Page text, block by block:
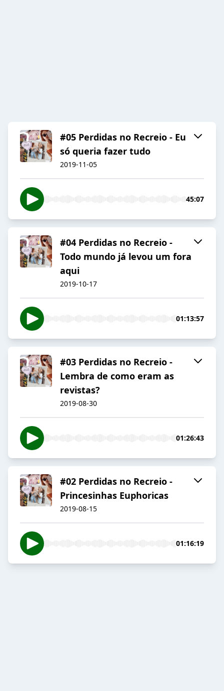
#05 Perdidas no Recreio - Eu
só queria fazer tudo
2019-11-05
45:07
#04 Perdidas no Recreio -
Todo mundo já levou um fora
aqui
2019-10-17
01:13:57
#03 Perdidas no Recreio -
Lembra de como eram as
revistas?
2019-08-30
01:26:43
#02 Perdidas no Recreio -
Princesinhas Euphoricas
2019-08-15
01:16:19